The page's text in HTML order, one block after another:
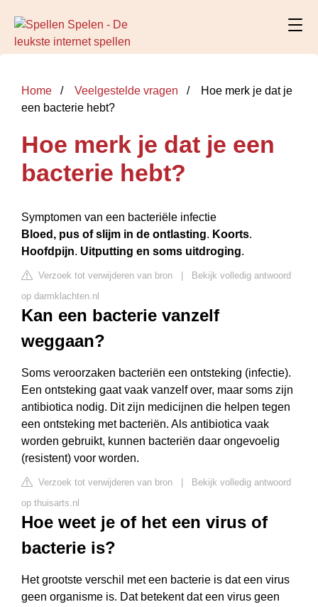
Home Veelgestelde vragen
Hoe merk je dat je
een bacterie hebt?
Hoe merk je dat je een
bacterie hebt?
Symptomen van een bacteriële infectie
Bloed, pus of slijm in de ontlasting. Koorts.
Hoofdpijn. Uitputting en soms uitdroging.
Verzoek tot verwijderen van bron
Bekijk volledig antwoord
op darmklachten.nl
Kan een bacterie vanzelf
weggaan?
Soms veroorzaken bacteriën een ontsteking (infectie).
Een ontsteking gaat vaak vanzelf over, maar soms zijn
antibiotica nodig. Dit zijn medicijnen die helpen tegen
een ontsteking met bacteriën. Als antibiotica vaak
worden gebruikt, kunnen bacteriën daar ongevoelig
(resistent) voor worden.
Verzoek tot verwijderen van bron
Bekijk volledig antwoord
op thuisarts.nl
Hoe weet je of het een virus of
bacterie is?
Het grootste verschil met een bacterie is dat een virus
geen organisme is. Dat betekent dat een virus geen